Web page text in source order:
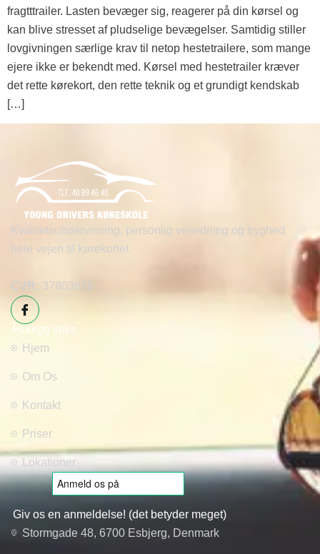
fragtttrailer. Lasten bevæger sig, reagerer på din kørsel og
kan blive stresset af pludselige bevægelser. Samtidig stiller
lovgivningen særlige krav til netop hestetrailere, som mange
ejere ikke er bekendt med. Kørsel med hestetrailer kræver
det rette kørekort, den rette teknik og et grundigt kendskab
[…]
Kvalitetsundervisning, personlig vejledning og tryghed
hele vejen til kørekortet.
CVR: 37803626
Hurtige links
Hjem
Om Os
Kontakt
Priser
Lokationer
Giv os en anmeldelse! (det betyder meget)
Stormgade 48, 6700 Esbjerg, Denmark